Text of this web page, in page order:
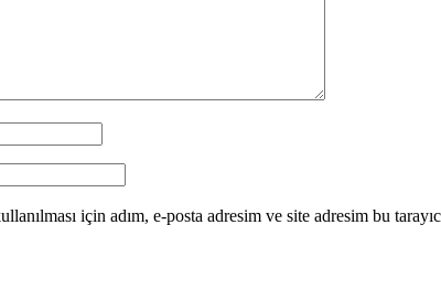
için adım, e-posta adresim ve site adresim bu